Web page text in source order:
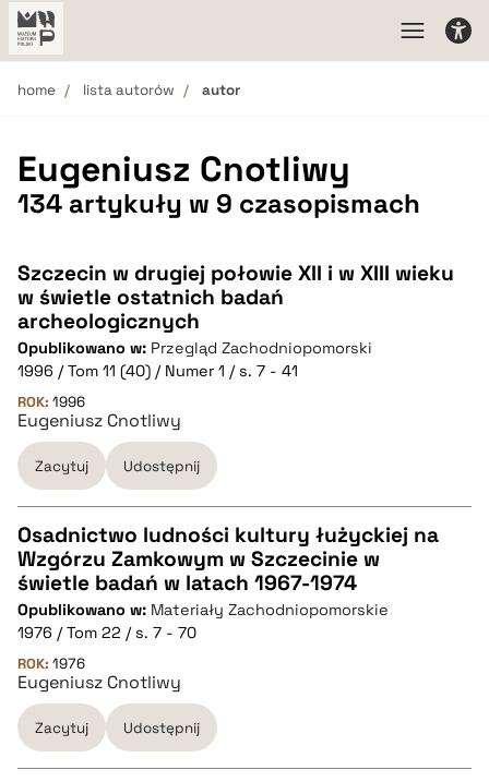
home lista autorów autor
Eugeniusz Cnotliwy
134 artykuły w 9 czasopismach
Szczecin w drugiej połowie XII i w XIII wieku
w świetle ostatnich badań
archeologicznych
Opublikowano w: Przegląd Zachodniopomorski
1996 / Tom 11 (40) / Numer 1 / s. 7 - 41
ROK: 1996
Eugeniusz Cnotliwy
Zacytuj Udostępnij
CZYSTY TEKST
pobierz cytat
BIBTEX
pobierz cytat
Osadnictwo ludności kultury łużyckiej na
Wzgórzu Zamkowym w Szczecinie w
świetle badań w latach 1967-1974
Opublikowano w: Materiały Zachodniopomorskie
1976 / Tom 22 / s. 7 - 70
ROK: 1976
Eugeniusz Cnotliwy
Zacytuj Udostępnij